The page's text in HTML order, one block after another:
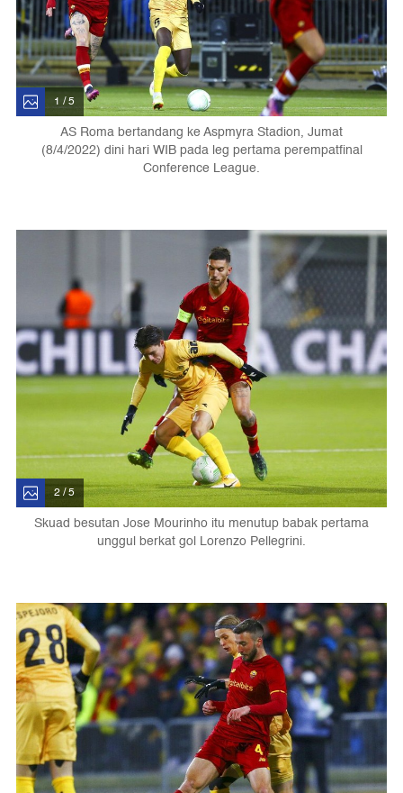
1 / 5
AS Roma bertandang ke Aspmyra Stadion, Jumat
(8/4/2022) dini hari WIB pada leg pertama perempatfinal
Conference League.
2 / 5
Skuad besutan Jose Mourinho itu menutup babak pertama
unggul berkat gol Lorenzo Pellegrini.